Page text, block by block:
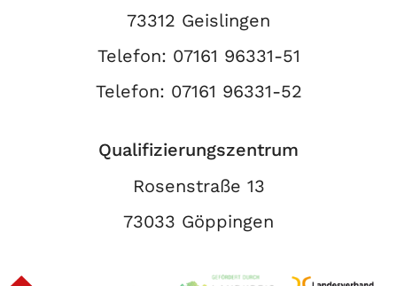
73312 Geislingen
Telefon: 07161 96331-51
Telefon: 07161 96331-52
Qualifizierungszentrum
Rosenstraße 13
73033 Göppingen